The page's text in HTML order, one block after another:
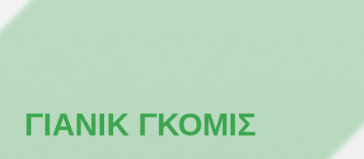
ΓΙΑΝΙΚ ΓΚΟΜΙΣ